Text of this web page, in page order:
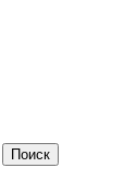
Поиск